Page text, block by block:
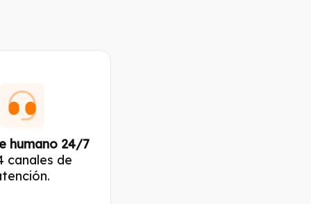
humano 24/7
canales de